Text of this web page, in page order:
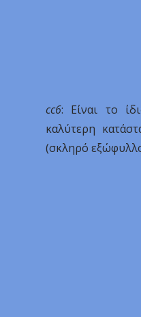
cc6: Είναι το
καλύτερη
(σκληρό